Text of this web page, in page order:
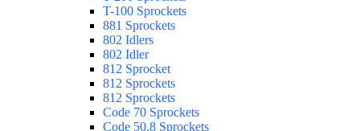
T-100 Sprockets
881 Sprockets
802 Idlers
802 Idler
812 Sprocket
812 Sprockets
812 Sprockets
Code 70 Sprockets
Code 50.8 Sprockets